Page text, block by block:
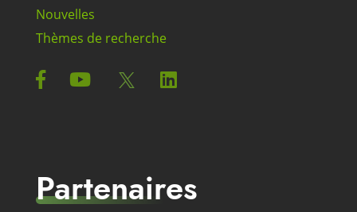
Nouvelles
Thèmes de recherche
Partenaires